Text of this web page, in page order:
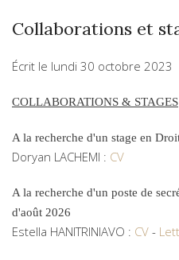
Collaborations et
Écrit le lundi 30 octobre 2023
COLLABORATIONS & STAGES
A la recherche d'un stage en
Doryan LACHEMI : CV
A la recherche d'un poste de
d'août 2026
Estella HANITRINIAVO : CV -